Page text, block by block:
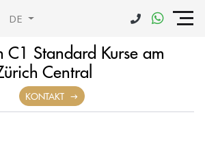
DE
C1 Standard Kurse am
Central
KONTAKT